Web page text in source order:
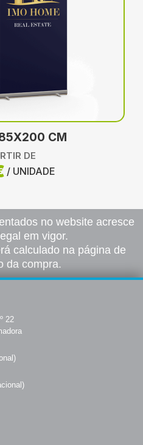
CM
DE
/ UNIDADE
no website acresce
em vigor.
calculado na página de
da compra.
22